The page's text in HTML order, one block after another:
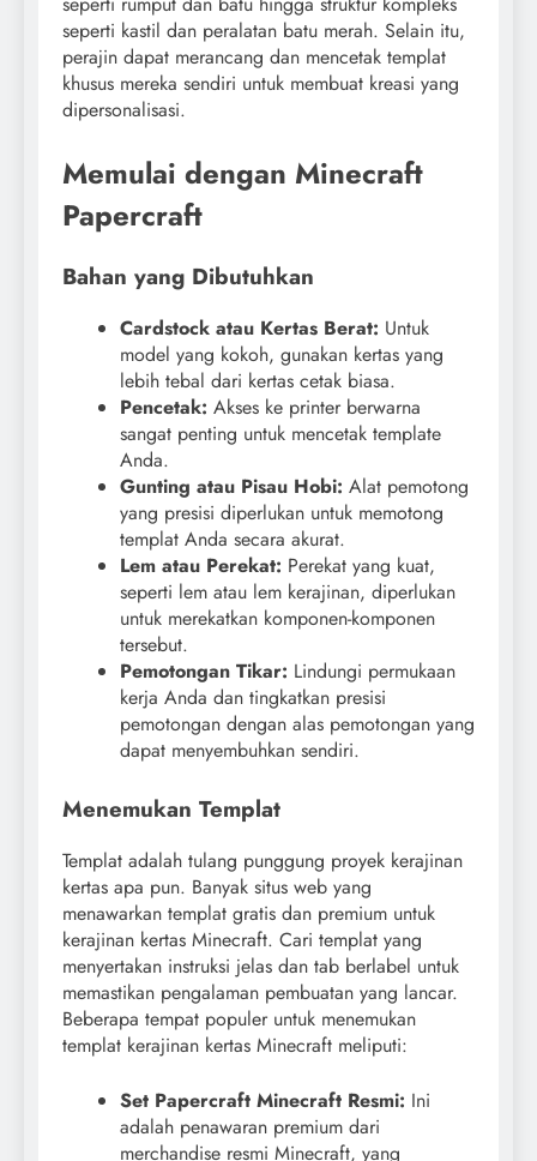
seperti kastil dan peralatan batu merah. Selain itu,
perajin dapat merancang dan mencetak templat
khusus mereka sendiri untuk membuat kreasi yang
dipersonalisasi.
Memulai dengan Minecraft
Papercraft
Bahan yang Dibutuhkan
Cardstock atau Kertas Berat: Untuk
model yang kokoh, gunakan kertas yang
lebih tebal dari kertas cetak biasa.
Pencetak: Akses ke printer berwarna
sangat penting untuk mencetak template
Anda.
Gunting atau Pisau Hobi: Alat pemotong
yang presisi diperlukan untuk memotong
templat Anda secara akurat.
Lem atau Perekat: Perekat yang kuat,
seperti lem atau lem kerajinan, diperlukan
untuk merekatkan komponen-komponen
tersebut.
Pemotongan Tikar: Lindungi permukaan
kerja Anda dan tingkatkan presisi
pemotongan dengan alas pemotongan yang
dapat menyembuhkan sendiri.
Menemukan Templat
Templat adalah tulang punggung proyek kerajinan
kertas apa pun. Banyak situs web yang
menawarkan templat gratis dan premium untuk
kerajinan kertas Minecraft. Cari templat yang
menyertakan instruksi jelas dan tab berlabel untuk
memastikan pengalaman pembuatan yang lancar.
Beberapa tempat populer untuk menemukan
templat kerajinan kertas Minecraft meliputi:
Set Papercraft Minecraft Resmi: Ini
adalah penawaran premium dari
merchandise resmi Minecraft, yang